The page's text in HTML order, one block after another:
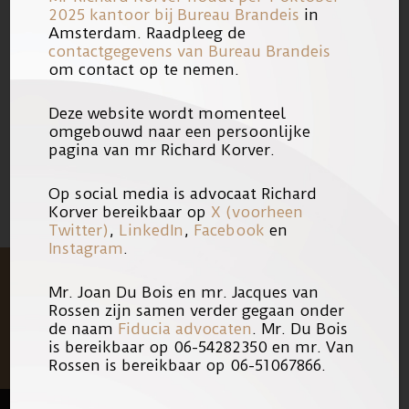
Indien u het deel van RTL Late Night
wilt terugkijken, kunt u
hierofhierklikken.
23/11/2016Link
2025 kantoor bij Bureau Brandeis in
Amsterdam. Raadpleeg de
contactgegevens van Bureau Brandeis
om contact op te nemen.
Deze website wordt momenteel
omgebouwd naar een persoonlijke
pagina van mr Richard Korver.
Op social media is advocaat Richard
Korver bereikbaar op X (voorheen
Twitter) , LinkedIn , Facebook en
Instagram.
Mr. Joan Du Bois en mr. Jacques van
Rossen zijn samen verder gegaan onder
de naam Fiducia advocaten. Mr. Du Bois
is bereikbaar op 06-54282350 en mr. Van
Rossen is bereikbaar op 06-51067866.